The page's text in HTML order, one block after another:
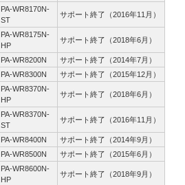
PA-WR8170N-
ST
サポート終了（2016年11月）
PA-WR8175N-
HP
サポート終了（2018年6月）
PA-WR8200N
サポート終了（2014年7月）
PA-WR8300N
サポート終了（2015年12月）
PA-WR8370N-
HP
サポート終了（2018年6月）
PA-WR8370N-
ST
サポート終了（2016年11月）
PA-WR8400N
サポート終了（2014年9月）
PA-WR8500N
サポート終了（2015年6月）
PA-WR8600N-
HP
サポート終了（2018年9月）